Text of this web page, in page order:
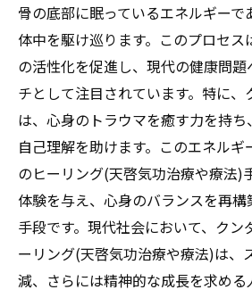
骨の底部に眠っているエネルギーで
体中を駆け巡ります。このプロセ
の活性化を促進し、現代の健康問
チとして注目されています。特に
は、心身のトラウマを癒す力を持
自己理解を助けます。このエネル
のヒーリング(天啓気功治療や療法)
体験を与え、心身のバランスを再
手段です。現代社会において、クン
ーリング(天啓気功治療や療法)は、
減、さらには精神的な成長を求め